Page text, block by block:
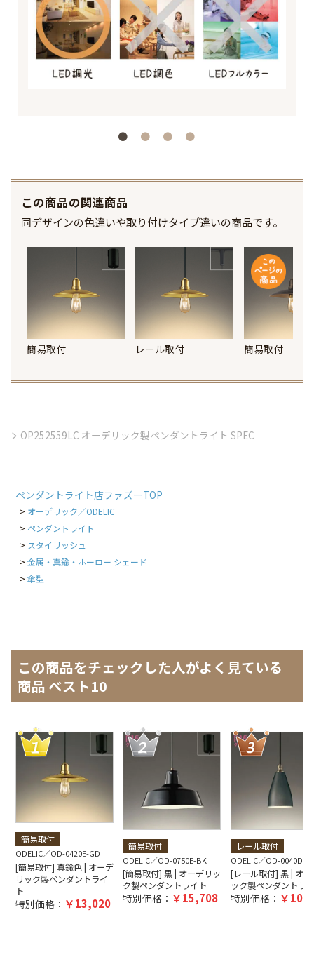
この商品の関連商品
同デザインの色違いや取り付けタイプ違いの商品です。
簡易取付 レール取付 簡易取付
OP252559LC オーデリック製ペンダントライト SPEC
ペンダントライト店ファズーTOP
オーデリック／ODELIC
ペンダントライト
スタイリッシュ
金属・真鍮・ホーロー シェード
傘型
この商品をチェックした人がよく見ている
商品 ベスト10
簡易取付
ODELIC OD-0420E-GD
[簡易取付] 真鍮色 | オーデ
リック製ペンダントライ
ト
特別価格： 13,020
簡易取付
ODELIC OD-0750E-BK
[簡易取付] 黒 | オーデリッ
ク製ペンダントライト
特別価格： 15,708
レール取付
ODELIC OD-0040D-
[レール取付] 黒 | オー
ック製ペンダントラ
特別価格：